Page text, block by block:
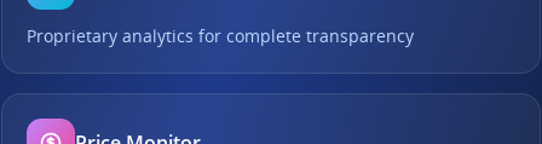
Proprietary analytics for complete transparency